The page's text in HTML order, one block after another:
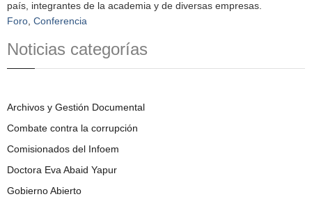
país, integrantes de la academia y de diversas empresas.
Foro Conferencia
Noticias categorías
Archivos y Gestión Documental
Combate contra la corrupción
Comisionados del Infoem
Doctora Eva Abaid Yapur
Gobierno Abierto